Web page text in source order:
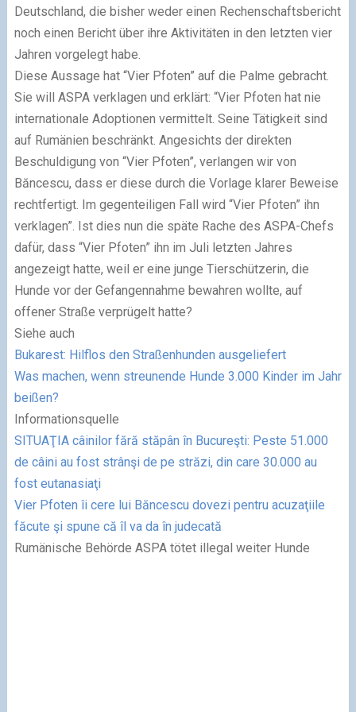
Deutschland, die bisher weder einen Rechenschaftsbericht
noch einen Bericht über ihre Aktivitäten in den letzten vier
Jahren vorgelegt habe.
Diese Aussage hat “Vier Pfoten” auf die Palme gebracht.
Sie will ASPA verklagen und erklärt: “Vier Pfoten hat nie
internationale Adoptionen vermittelt. Seine Tätigkeit sind
auf Rumänien beschränkt. Angesichts der direkten
Beschuldigung von “Vier Pfoten”, verlangen wir von
Băncescu, dass er diese durch die Vorlage klarer Beweise
rechtfertigt. Im gegenteiligen Fall wird “Vier Pfoten” ihn
verklagen”. Ist dies nun die späte Rache des ASPA-Chefs
dafür, dass “Vier Pfoten” ihn im Juli letzten Jahres
angezeigt hatte, weil er eine junge Tierschützerin, die
Hunde vor der Gefangennahme bewahren wollte, auf
offener Straße verprügelt hatte?
Siehe auch
Bukarest: Hilflos den Straßenhunden ausgeliefert
Was machen, wenn streunende Hunde 3.000 Kinder im Jahr
beißen?
Informationsquelle
SITUAŢIA câinilor fără stăpân în Bucureşti: Peste 51.000
de câini au fost strânşi de pe străzi, din care 30.000 au
fost eutanasiaţi
Vier Pfoten îi cere lui Băncescu dovezi pentru acuzaţiile
făcute şi spune că îl va da în judecată
Rumänische Behörde ASPA tötet illegal weiter Hunde